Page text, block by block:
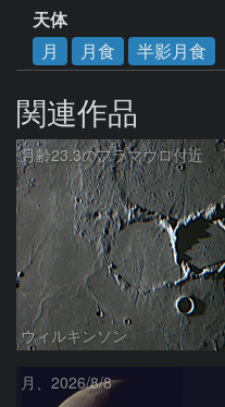
天体
月
月食 半影月食
関連作品
月齢23.3のフラマウロ付近
ウィルキンソン
月、2026/8/8